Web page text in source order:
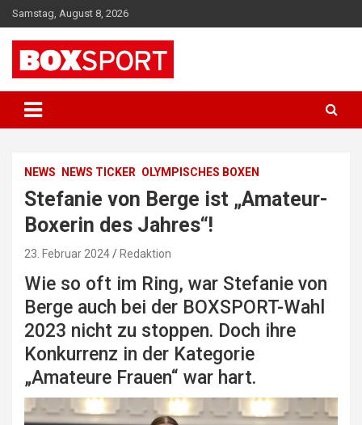
Skip
to
content
Samstag, August 8, 2026
BOXSPORT
NEWS NEWS TICKER OLYMPISCHES BOXEN
Stefanie von Berge ist „Amateur-
Boxerin des Jahres“!
23. Februar 2024 Redaktion
Wie so oft im Ring, war Stefanie von
Berge auch bei der BOXSPORT-Wahl
2023 nicht zu stoppen. Doch ihre
Konkurrenz in der Kategorie
„Amateure Frauen“ war hart.